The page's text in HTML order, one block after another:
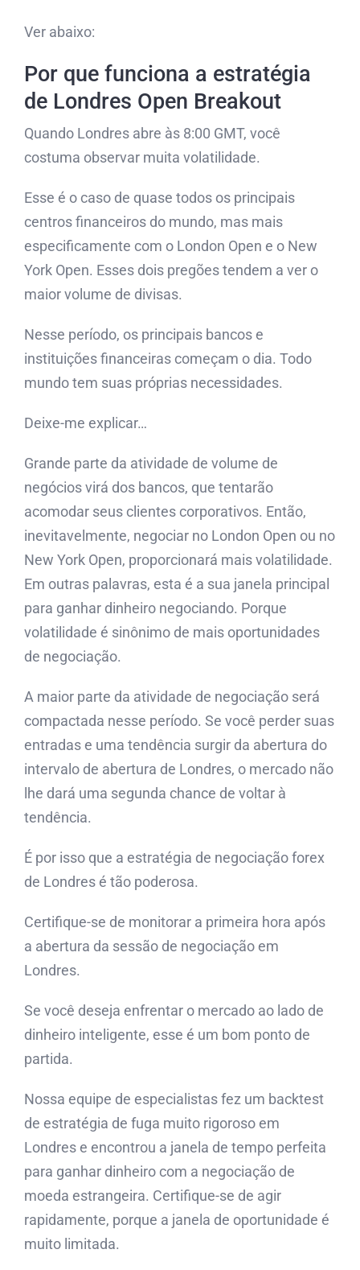
Ver abaixo:
Por que funciona a estratégia
de Londres Open Breakout
Quando Londres abre às 8:00 GMT, você
costuma observar muita volatilidade.
Esse é o caso de quase todos os principais
centros financeiros do mundo, mas mais
especificamente com o London Open e o New
York Open. Esses dois pregões tendem a ver o
maior volume de divisas.
Nesse período, os principais bancos e
instituições financeiras começam o dia. Todo
mundo tem suas próprias necessidades.
Deixe-me explicar…
Grande parte da atividade de volume de
negócios virá dos bancos, que tentarão
acomodar seus clientes corporativos. Então,
inevitavelmente, negociar no London Open ou no
New York Open, proporcionará mais volatilidade.
Em outras palavras, esta é a sua janela principal
para ganhar dinheiro negociando. Porque
volatilidade é sinônimo de mais oportunidades
de negociação.
A maior parte da atividade de negociação será
compactada nesse período. Se você perder suas
entradas e uma tendência surgir da abertura do
intervalo de abertura de Londres, o mercado não
lhe dará uma segunda chance de voltar à
tendência.
É por isso que a estratégia de negociação forex
de Londres é tão poderosa.
Certifique-se de monitorar a primeira hora após
a abertura da sessão de negociação em
Londres.
Se você deseja enfrentar o mercado ao lado de
dinheiro inteligente, esse é um bom ponto de
partida.
Nossa equipe de especialistas fez um backtest
de estratégia de fuga muito rigoroso em
Londres e encontrou a janela de tempo perfeita
para ganhar dinheiro com a negociação de
moeda estrangeira. Certifique-se de agir
rapidamente, porque a janela de oportunidade é
muito limitada.